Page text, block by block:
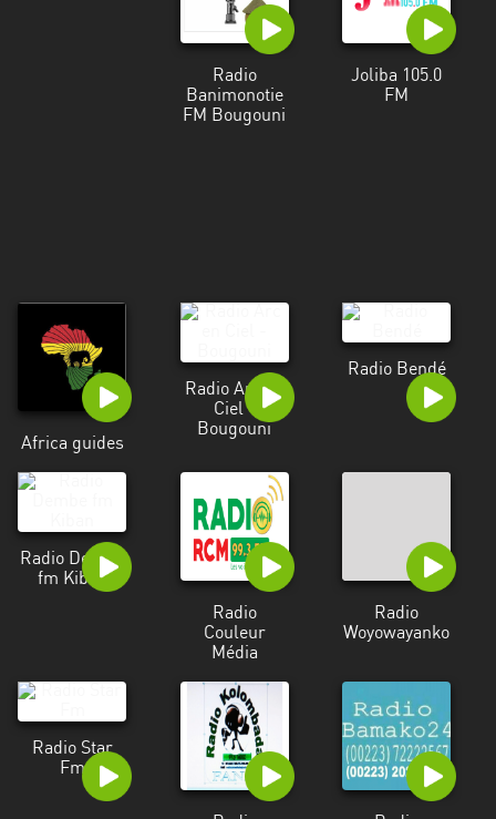
Radio
Banimonotie
FM Bougouni
Joliba 105.0
FM
Africa guides
Radio Arc en
Ciel -
Bougouni
Radio Bendé
Radio Dembe
fm Kiban
Radio
Couleur
Média
Radio
Woyowayanko
Radio Star
Fm